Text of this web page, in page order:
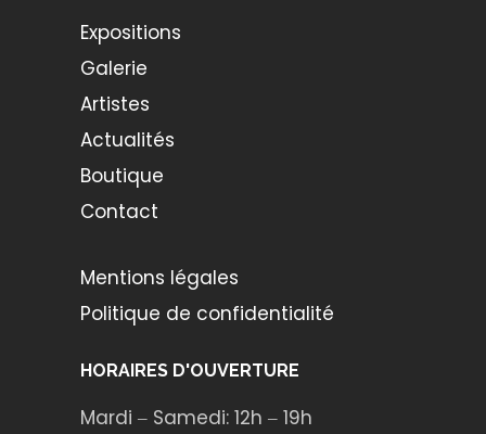
Expositions
Galerie
Artistes
Actualités
Boutique
Contact
Mentions légales
Politique de confidentialité
HORAIRES D'OUVERTURE
Mardi ‒ Samedi: 12h ‒ 19h